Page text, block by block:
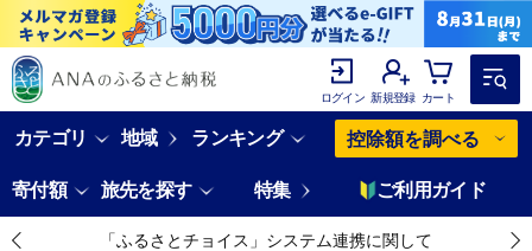
ログイン 新規登録 カート
カテゴリ 地域 ランキング 控除額を調べる
寄付額 旅先を探す 特集 ご利用ガイド
「ふるさとチョイス」システム連携に関して